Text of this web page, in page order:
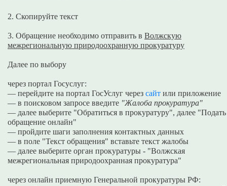
2. Скопируйте текст
3. Обращение необходимо отправить в Волжскую
межрегиональную природоохранную прокуратуру
Далее по выбору
через портал Госуслуг:
— перейдите на портал ГосУслуг через сайт или приложение
— в поисковом запросе введите "Жалоба прокуратура"
— далее выберите "Обратиться в прокуратуру", далее "Подать
обращение онлайн"
— пройдите шаги заполнения контактных данных
— в поле "Текст обращения" вставьте текст жалобы
— далее выберите орган прокуратуры - "Волжская
межрегиональная природоохранная прокуратура"
через онлайн приемную Генеральной прокуратуры РФ: